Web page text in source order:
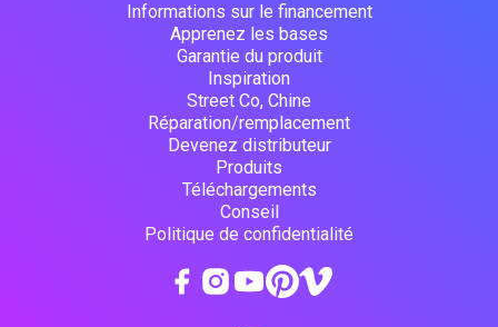
Informations sur le financement
Apprenez les bases
Garantie du produit
Inspiration
Street Co, Chine
Réparation/remplacement
Devenez distributeur
Produits
Téléchargements
Conseil
Politique de confidentialité